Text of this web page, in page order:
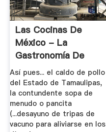
Las Cocinas De
México - La
Gastronomía De
José .
Así pues... el caldo de pollo
del Estado de Tamaulipas,
la contundente sopa de
menudo o pancita
(...desayuno de tripas de
vacuno para aliviarse en los